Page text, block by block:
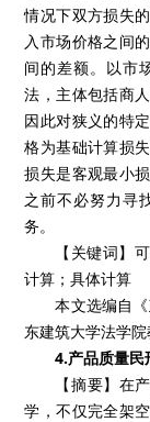
情况下双方损失
入市场价格之间
间的差额。以市
法，主体包括商
因此对狭义的特
格为基础计算损
损失是客观最小
之前不必努力寻
务。
【关键词】
计算；具体计算
本文选编自
东建筑大学法学院
4.产品质量民
【摘要】在
学，不仅完全架